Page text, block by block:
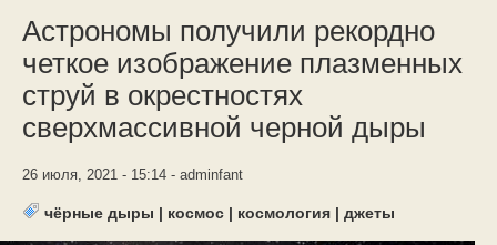
Астрономы получили рекордно
четкое изображение плазменных
струй в окрестностях
сверхмассивной черной дыры
26 июля, 2021 - 15:14 - adminfant
чёрные дыры | космос | космология | джеты